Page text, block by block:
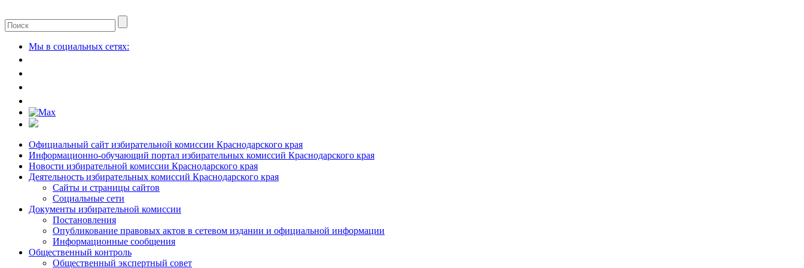
Мы в социальных сетях:
Официальный сайт избирательной комиссии Краснодарского края
Информационно-обучающий портал избирательных комиссий Краснодарского края
Новости избирательной комиссии Краснодарского края
Деятельность избирательных комиссий Краснодарского края
Сайты и страницы сайтов
Социальные сети
Документы избирательной комиссии
Постановления
Опубликование правовых актов в сетевом издании и официальной информации
Информационные сообщения
Общественный контроль
Общественный экспертный совет